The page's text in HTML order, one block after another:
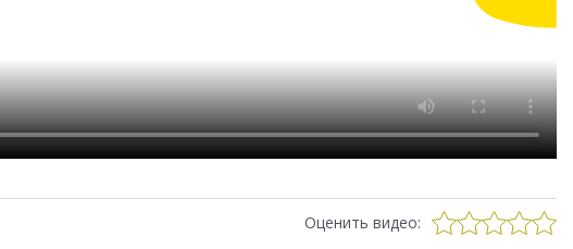
Оценить видео: